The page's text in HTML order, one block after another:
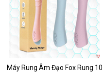
Máy Rung Âm Đạo Fox Rung 10